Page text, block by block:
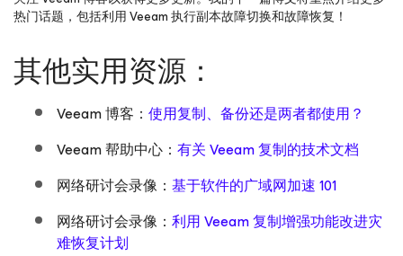
热门话题，包括利用 Veeam 执行副本故障切换和故障恢复！
其他实用资源：
Veeam 博客： 使用复制、备份还是两者都使用？
Veeam 帮助中心： 有关 Veeam 复制的技术文档
网络研讨会录像： 基于软件的广域网加速 101
网络研讨会录像： 利用 Veeam 复制增强功能改进灾
难恢复计划